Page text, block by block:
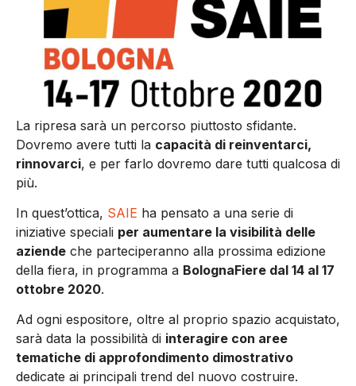
La ripresa sarà un percorso piuttosto sfidante.
Dovremo avere tutti la capacità di reinventarci,
rinnovarci, e per farlo dovremo dare tutti qualcosa di
più.
In quest’ottica, SAIE ha pensato a una serie di
iniziative speciali per aumentare la visibilità delle
aziende che parteciperanno alla prossima edizione
della fiera, in programma a BolognaFiere dal 14 al 17
ottobre 2020.
Ad ogni espositore, oltre al proprio spazio acquistato,
sarà data la possibilità di interagire con aree
tematiche di approfondimento dimostrativo
dedicate ai principali trend del nuovo costruire.